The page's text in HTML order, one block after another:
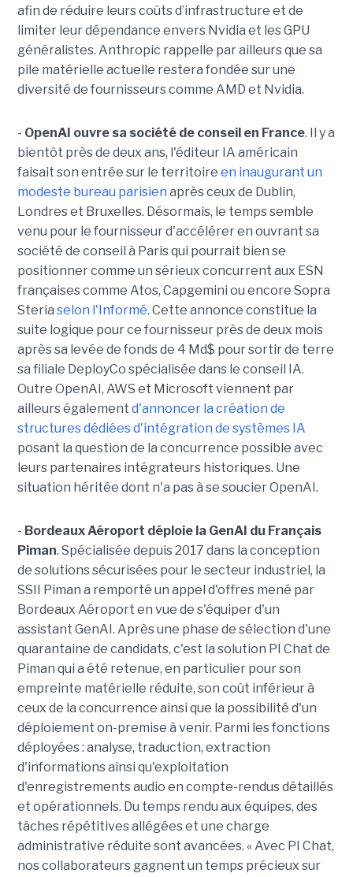
afin de réduire leurs coûts d’infrastructure et de
limiter leur dépendance envers Nvidia et les GPU
généralistes. Anthropic rappelle par ailleurs que sa
pile matérielle actuelle restera fondée sur une
diversité de fournisseurs comme AMD et Nvidia.
- OpenAI ouvre sa société de conseil en France. Il y a
bientôt près de deux ans, l'éditeur IA américain
faisait son entrée sur le territoire en inaugurant un
modeste bureau parisien après ceux de Dublin,
Londres et Bruxelles. Désormais, le temps semble
venu pour le fournisseur d'accélérer en ouvrant sa
société de conseil à Paris qui pourrait bien se
positionner comme un sérieux concurrent aux ESN
françaises comme Atos, Capgemini ou encore Sopra
Steria selon l'Informé. Cette annonce constitue la
suite logique pour ce fournisseur près de deux mois
après sa levée de fonds de 4 Md$ pour sortir de terre
sa filiale DeployCo spécialisée dans le conseil IA.
Outre OpenAI, AWS et Microsoft viennent par
ailleurs également d'annoncer la création de
structures dédiées d'intégration de systèmes IA
posant la question de la concurrence possible avec
leurs partenaires intégrateurs historiques. Une
situation héritée dont n'a pas à se soucier OpenAI.
- Bordeaux Aéroport déploie la GenAI du Français
Piman. Spécialisée depuis 2017 dans la conception
de solutions sécurisées pour le secteur industriel, la
SSII Piman a remporté un appel d'offres mené par
Bordeaux Aéroport en vue de s'équiper d'un
assistant GenAI. Après une phase de sélection d'une
quarantaine de candidats, c'est la solution PI Chat de
Piman qui a été retenue, en particulier pour son
empreinte matérielle réduite, son coût inférieur à
ceux de la concurrence ainsi que la possibilité d'un
déploiement on-premise à venir. Parmi les fonctions
déployées : analyse, traduction, extraction
d'informations ainsi qu'exploitation
d'enregistrements audio en compte-rendus détaillés
et opérationnels. Du temps rendu aux équipes, des
tâches répétitives allégées et une charge
administrative réduite sont avancées. « Avec PI Chat,
nos collaborateurs gagnent un temps précieux sur